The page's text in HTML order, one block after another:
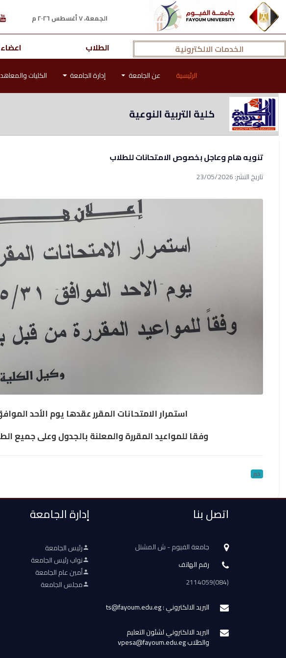
الجمعة، ٧ أغسطس ٢٠٢٦ م
الخدمات الالكترونية الطلاب
الرئيسية عن الجامعة إدارة الجامعة الكليات والمعاهد
كلية التربية النوعية
تنويه هام وعاجل بخصوص الامتحانات للطلاب
تاريخ النشر: 23/05/2026
استمرار الامتحانات المقرر عقدها يوم الأحد الموافق ٢٠٢٦/٥/
وفقا للمواعيد المقررة والمعلنة بالجدول وعلى جميع
خبر
اتصل بنا
جامعة الفيوم - ش المشتل
رقم الهاتف
(084)2114059
البريد الالكتروني : ts@fayoum.edu.eg
البريد الالكتروني لشئون التعليم
والطلاب vpesa@fayoum.edu.eg
إدارة الجامعة
رئيس الجامعة
نواب رئيس الجامعة
أمين عام الجامعة
مجلس الجامعة